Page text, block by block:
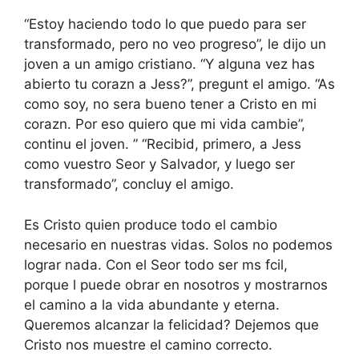
“Estoy haciendo todo lo que puedo para ser
transformado, pero no veo progreso”, le dijo un
joven a un amigo cristiano. “Y alguna vez has
abierto tu corazn a Jess?”, pregunt el amigo. “As
como soy, no sera bueno tener a Cristo en mi
corazn. Por eso quiero que mi vida cambie”,
continu el joven. ” “Recibid, primero, a Jess
como vuestro Seor y Salvador, y luego ser
transformado”, concluy el amigo.
Es Cristo quien produce todo el cambio
necesario en nuestras vidas. Solos no podemos
lograr nada. Con el Seor todo ser ms fcil,
porque l puede obrar en nosotros y mostrarnos
el camino a la vida abundante y eterna.
Queremos alcanzar la felicidad? Dejemos que
Cristo nos muestre el camino correcto.